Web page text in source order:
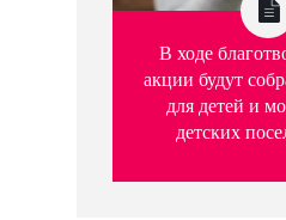
В ходе
акции будут
для детей и
детских